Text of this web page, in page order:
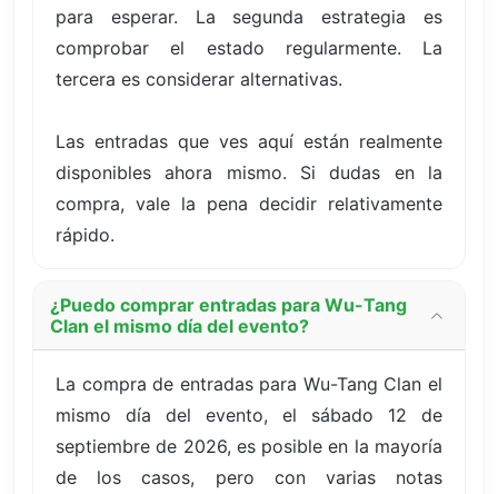
para esperar. La segunda estrategia es
comprobar el estado regularmente. La
tercera es considerar alternativas.
Las entradas que ves aquí están realmente
disponibles ahora mismo. Si dudas en la
compra, vale la pena decidir relativamente
rápido.
¿Puedo comprar entradas para Wu-Tang
Clan el mismo día del evento?
La compra de entradas para Wu-Tang Clan el
mismo día del evento, el sábado 12 de
septiembre de 2026, es posible en la mayoría
de los casos, pero con varias notas